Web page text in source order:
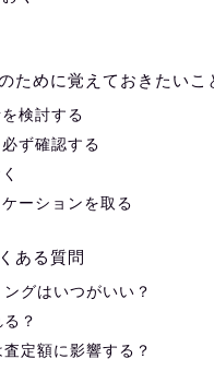
ために覚えておきたいこ
検討する
ず確認する
ーションを取る
ある質問
グはいつがいい？
？
定額に影響する？